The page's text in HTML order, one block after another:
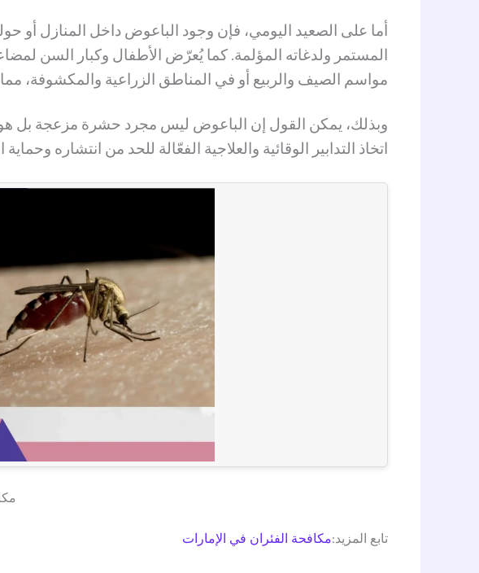
أما على الصعيد اليومي، فإن وجود الباعوض داخل المنازل أو
المستمر ولدغاته المؤلمة. كما يُعرّض الأطفال وكبار السن
مواسم الصيف والربيع أو في المناطق الزراعية والمكشوفة،
وبذلك، يمكن القول إن الباعوض ليس مجرد حشرة مزعجة بل هو
اتخاذ التدابير الوقائية والعلاجية الفعّالة للحد من انتشاره
تابع المزيد:مكافحة الفئران في الإمارات